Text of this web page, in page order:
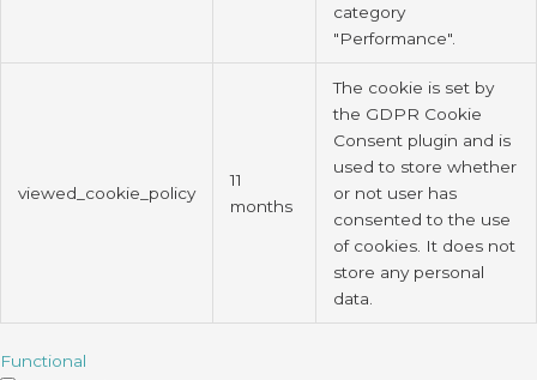
category
"Performance".
viewed_cookie_policy
11
months
The cookie is set by
the GDPR Cookie
Consent plugin and is
used to store whether
or not user has
consented to the use
of cookies. It does not
store any personal
data.
Functional